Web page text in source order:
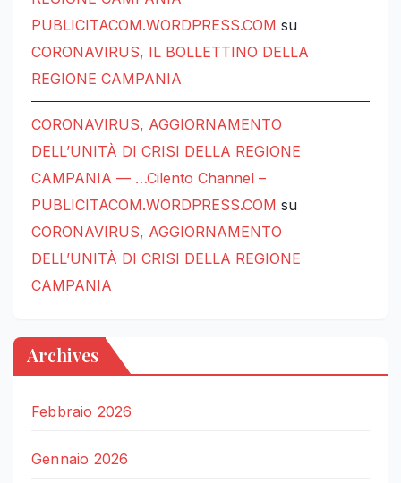
PUBLICITACOM.WORDPRESS.COM su
CORONAVIRUS, IL BOLLETTINO DELLA
REGIONE CAMPANIA
CORONAVIRUS, AGGIORNAMENTO
DELL’UNITÀ DI CRISI DELLA REGIONE
CAMPANIA — …Cilento Channel –
PUBLICITACOM.WORDPRESS.COM su
CORONAVIRUS, AGGIORNAMENTO
DELL’UNITÀ DI CRISI DELLA REGIONE
CAMPANIA
Archives
Febbraio 2026
Gennaio 2026